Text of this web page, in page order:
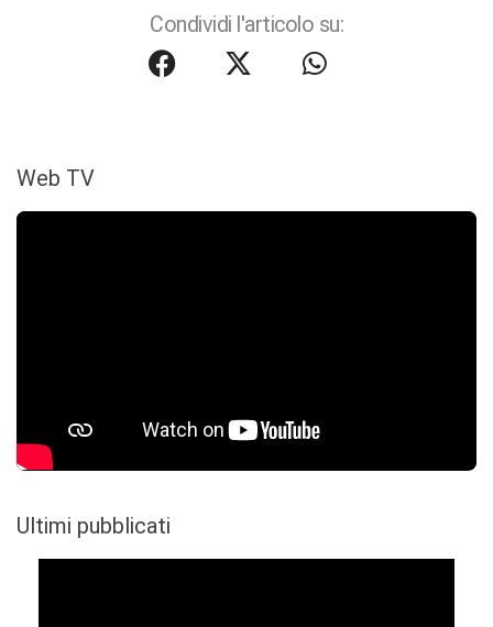
Condividi l'articolo su:
Web TV
Ultimi pubblicati